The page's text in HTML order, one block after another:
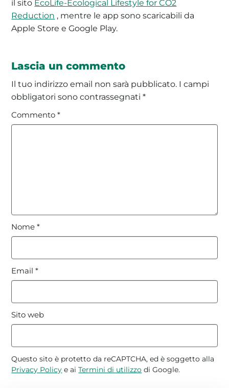
il sito EcoLife-Ecological Lifestyle for CO2
Reduction , mentre le app sono scaricabili da
Apple Store e Google Play.
Lascia un commento
Il tuo indirizzo email non sarà pubblicato. I campi
obbligatori sono contrassegnati*
Commento*
Nome*
Email*
Sito web
Questo sito è protetto da reCAPTCHA, ed è soggetto alla
Privacy Policy e aiTermini di utilizzo di Google.